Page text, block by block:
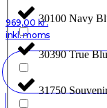
30100 Navy
30390 True
31750
969,00 kr.
inkl. moms